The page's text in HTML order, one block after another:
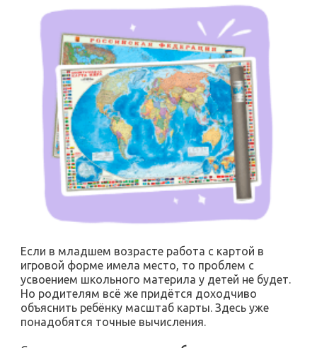
Если в младшем возрасте работа с картой в
игровой форме имела место, то проблем с
усвоением школьного материла у детей не будет.
Но родителям всё же придётся доходчиво
объяснить ребёнку масштаб карты. Здесь уже
понадобятся точные вычисления.